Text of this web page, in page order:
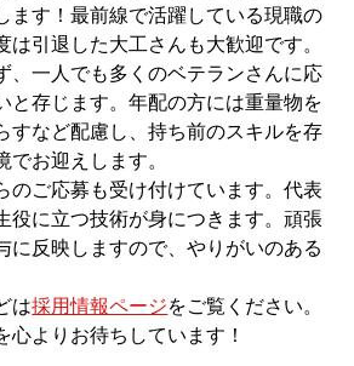
ます！最前線で活躍している現職の
は引退した大工さんも大歓迎です。
、一人でも多くのベテランさんに応
と存じます。年配の方には重量物を
すなど配慮し、持ち前のスキルを存
お迎えします。
のご応募も受け付けています。代表
役に立つ技術が身につきます。頑張
に反映しますので、やりがいのある
は採用情報ページをご覧ください。
心よりお待ちしています！